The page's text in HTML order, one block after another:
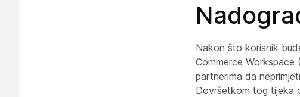
Nakon što korisnik
Commerce Workspace
partnerima da
Dovršetkom tog tijeka